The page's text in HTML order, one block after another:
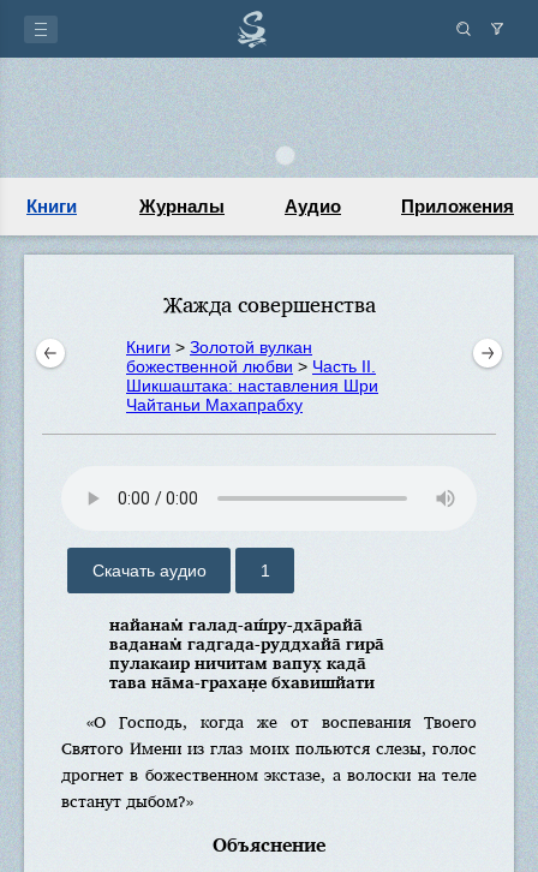
Книги Журналы Аудио Приложения
Жажда совершенства
Книги > Золотой вулкан
божественной любви > Часть II.
Шикшаштака: наставления Шри
Чайтаньи Махапрабху
Скачать аудио 1
нaйанaм̇ галад-aш́ру-дха̄райа̄
вaданaм̇ гадгада-руддхайа̄ гира̄
пулакaир ничитам вaпух̣ кaда̄
тавa на̄мa-грахан̣e бхавишйати
«О Господь, когда же от воспевания Твоего
Святого Имени из глаз моих польются слезы, голос
дрогнет в божественном экстазе, а волоски на теле
встанут дыбом?»
Объяснение